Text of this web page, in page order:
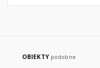
OBIEKTY podobne